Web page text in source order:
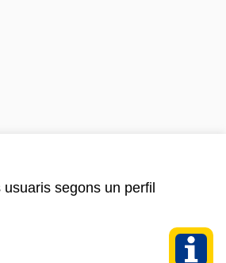
segons un perfil